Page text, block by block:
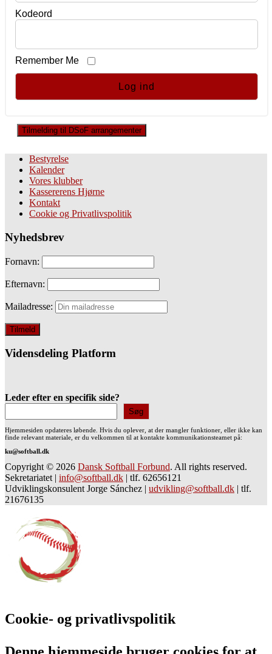
Kodeord
Remember Me
Tilmelding til DSoF arrangementer
Bestyrelse
Kalender
Vores klubber
Kassererens Hjørne
Kontakt
Cookie og Privatlivspolitik
Nyhedsbrev
Fornavn:
Efternavn:
Mailadresse:
Vidensdeling Platform
Leder efter en specifik side?
Søg
Hjemmesiden opdateres løbende. Hvis du oplever, at der mangler funktioner, eller ikke kan
finde relevant materiale, er du velkommen til at kontakte kommunikationsteamet på:
ku@softball.dk
Copyright © 2026 Dansk Softball Forbund. All rights reserved.
Sekretariatet | info@softball.dk | tlf. 62656121
Udviklingskonsulent Jorge Sánchez | udvikling@softball.dk | tlf.
21676135
Cookie- og privatlivspolitik